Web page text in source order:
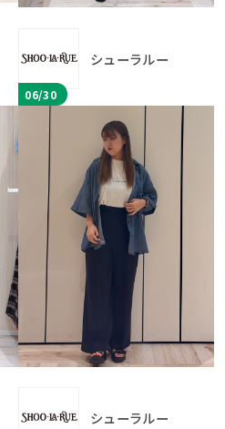
シューラルー
06/30
シューラルー